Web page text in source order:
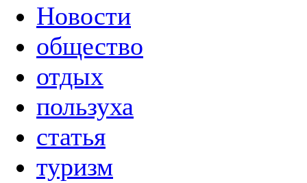
Новости
общество
отдых
пользуха
статья
туризм